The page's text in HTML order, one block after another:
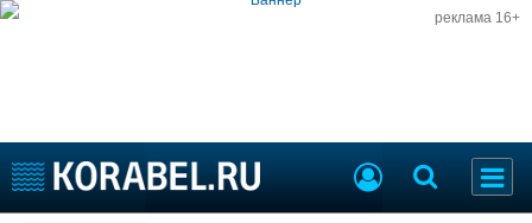
реклама 16+